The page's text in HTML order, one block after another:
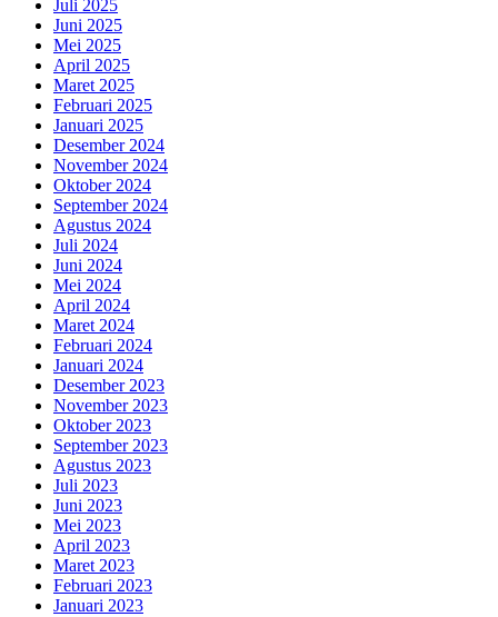
Juli 2025
Juni 2025
Mei 2025
April 2025
Maret 2025
Februari 2025
Januari 2025
Desember 2024
November 2024
Oktober 2024
September 2024
Agustus 2024
Juli 2024
Juni 2024
Mei 2024
April 2024
Maret 2024
Februari 2024
Januari 2024
Desember 2023
November 2023
Oktober 2023
September 2023
Agustus 2023
Juli 2023
Juni 2023
Mei 2023
April 2023
Maret 2023
Februari 2023
Januari 2023